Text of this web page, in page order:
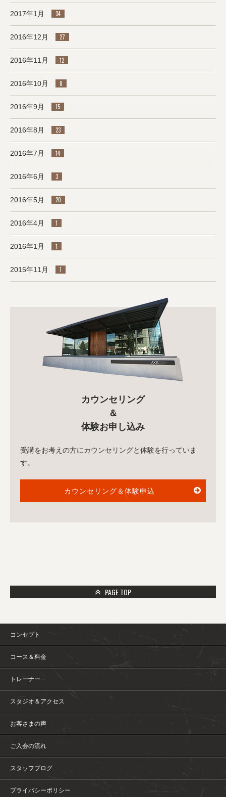
2017年1月 34
2016年12月 27
2016年11月 12
2016年10月 8
2016年9月 15
2016年8月 23
2016年7月 14
2016年6月 3
2016年5月 20
2016年4月 1
2016年1月 1
2015年11月 1
カウンセリング
＆
体験お申し込み
受講をお考えの方にカウンセリングと体験を行っていま
す。
カウンセリング＆体験申込
PAGE TOP
コンセプト
コース＆料金
トレーナー
スタジオ＆アクセス
お客さまの声
ご入会の流れ
スタッフブログ
プライバシーポリシー